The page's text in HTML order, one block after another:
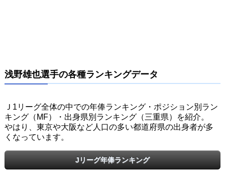
浅野雄也選手の各種ランキングデータ
Ｊ1リーグ全体の中での年俸ランキング・ポジション別ラン
キング（MF）・出身県別ランキング（三重県）を紹介。
やはり、東京や大阪など人口の多い都道府県の出身者が多
くなっています。
Jリーグ年俸ランキング